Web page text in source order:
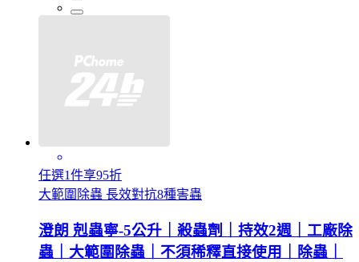
任選1件享95折
大範圍除蟲 長效對抗8種害蟲
澄朗 剋蟲寧-5公升｜殺蟲劑｜持效2週｜工廠除
蟲｜大範圍除蟲｜不須稀釋直接使用｜除蟲｜